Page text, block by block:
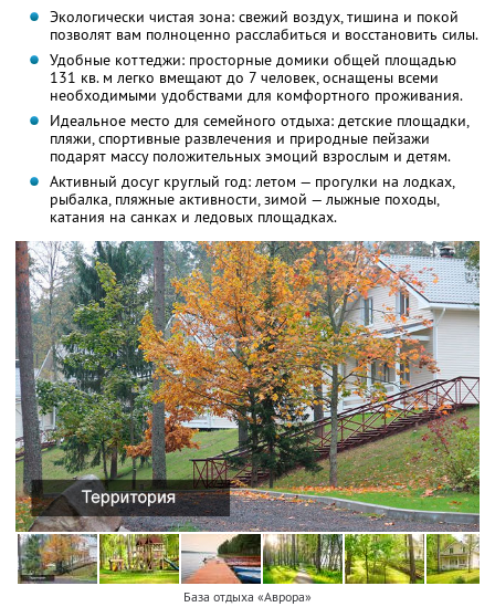
Экологически чистая зона: свежий воздух, тишина и покой
позволят вам полноценно расслабиться и восстановить силы.
Удобные коттеджи: просторные домики общей площадью
131 кв. м легко вмещают до 7 человек, оснащены всеми
необходимыми удобствами для комфортного проживания.
Идеальное место для семейного отдыха: детские площадки,
пляжи, спортивные развлечения и природные пейзажи
подарят массу положительных эмоций взрослым и детям.
Активный досуг круглый год: летом — прогулки на лодках,
рыбалка, пляжные активности, зимой — лыжные походы,
катания на санках и ледовых площадках.
База отдыха «Аврора»